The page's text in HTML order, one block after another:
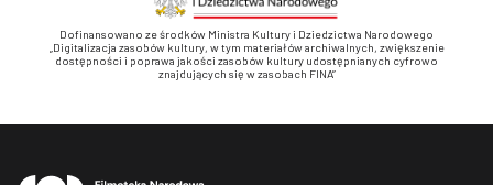
Dofinansowano ze środków Ministra Kultury i Dziedzictwa Narodowego
„Digitalizacja zasobów kultury, w tym materiałów archiwalnych, zwiększenie
dostępności i poprawa jakości zasobów kultury udostępnianych cyfrowo
znajdujących się w zasobach FINA”